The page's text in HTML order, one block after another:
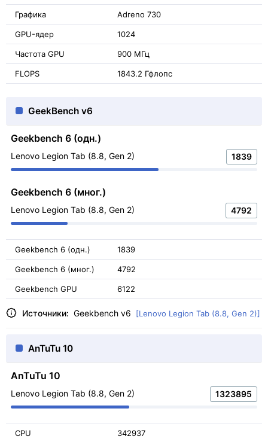
Графика Adreno 730
GPU-ядер 1024
Частота GPU 900 МГц
FLOPS 1843.2 Гфлопс
GeekBench v6
Geekbench 6 (одн.)
Lenovo Legion Tab (8.8, Gen 2) 1839
Geekbench 6 (мног.)
Lenovo Legion Tab (8.8, Gen 2) 4792
Geekbench 6 (одн.) 1839
Geekbench 6 (мног.) 4792
Geekbench GPU 6122
Источники: Geekbench v6 [Lenovo Legion Tab (8.8, Gen 2)]
AnTuTu 10
AnTuTu 10
Lenovo Legion Tab (8.8, Gen 2) 1323895
CPU 342937